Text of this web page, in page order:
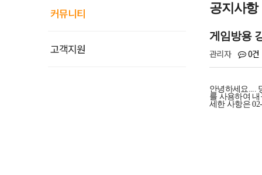
커뮤니티
고객지원
공지사항
게임방용
관리자 0건
안녕하세요....
를 사용하여
세한 사항은